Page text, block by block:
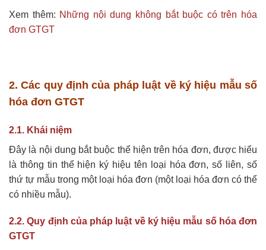
Xem thêm: Những nội dung không bắt buộc có trên hóa
đơn GTGT
2. Các quy định của pháp luật về ký hiệu mẫu số
hóa đơn GTGT
2.1. Khái niệm
Đây là nội dung bắt buộc thể hiện trên hóa đơn, được hiểu
là thông tin thể hiện ký hiệu tên loại hóa đơn, số liên, số
thứ tự mẫu trong một loại hóa đơn (một loại hóa đơn có thể
có nhiều mẫu).
2.2. Quy định của pháp luật về ký hiệu mẫu số hóa đơn
GTGT